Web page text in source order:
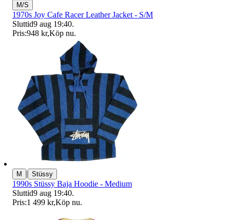
M/S
1970s Joy Cafe Racer Leather Jacket - S/M
Sluttid9 aug 19:40.
Pris:948 kr,Köp nu.
M | Stüssy
1990s Stüssy Baja Hoodie - Medium
Sluttid9 aug 19:40.
Pris:1 499 kr,Köp nu.